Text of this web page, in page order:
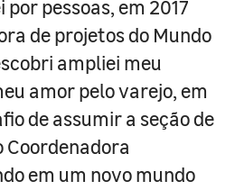
pessoas, em 2017
de projetos do Mundo
ampliei meu
amor pelo varejo, em
de assumir a seção de
em um novo mundo